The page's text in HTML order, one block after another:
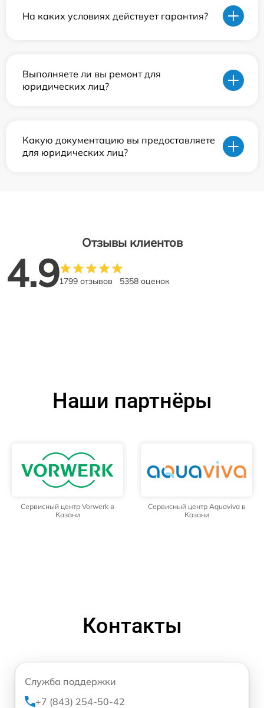
На каких условиях действует гарантия?
Выполняете ли вы ремонт для
юридических лиц?
Какую документацию вы предоставляете
для юридических лиц?
Отзывы клиентов
4.91799 отзывов 5358 оценок
Наши партнёры
Сервисный центр Vorwerk в
Казани
Сервисный центр Aquaviva в
Казани
Контакты
Служба поддержки
+7 (843) 254-50-42